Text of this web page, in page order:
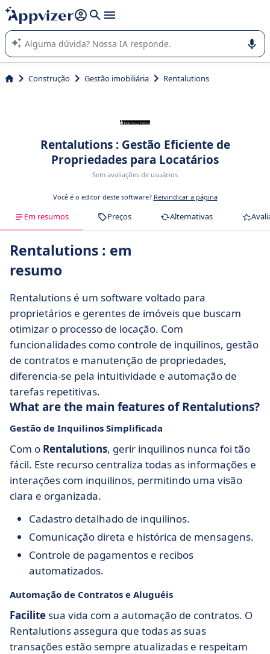
de nossa IA (várias linhas com
A IA do Appvizer o orienta no uso ou na seleção de software
SaaS para sua empresa.
Construção Gestão imobiliária Rentalutions
Rentalutions : Gestão Eficiente de
Propriedades para Locatários
Sem avaliações de usuários
Você é o editor deste software? Reivindicar a página
Em resumos Preços Alternativas
Rentalutions : em
resumo
Rentalutions é um software voltado para
proprietários e gerentes de imóveis que buscam
otimizar o processo de locação. Com
funcionalidades como controle de inquilinos, gestão
de contratos e manutenção de propriedades,
diferencia-se pela intuitividade e automação de
tarefas repetitivas.
What are the main features of Rentalutions?
Gestão de Inquilinos Simplificada
Com o Rentalutions, gerir inquilinos nunca foi tão
fácil. Este recurso centraliza todas as informações e
interações com inquilinos, permitindo uma visão
clara e organizada.
Cadastro detalhado de inquilinos.
Comunicação direta e histórica de mensagens.
Controle de pagamentos e recibos
automatizados.
Automação de Contratos e Aluguéis
Facilite sua vida com a automação de contratos. O
Rentalutions assegura que todas as suas
transações estão sempre atualizadas e respeitam